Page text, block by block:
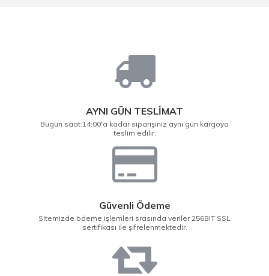
AYNI GÜN TESLİMAT
Bugün saat:14:00'a kadar siparişiniz aynı gün kargoya
teslim edilir.
Güvenli Ödeme
Sitemizde ödeme işlemleri srasında veriler 256BIT SSL
sertifikası ile şifrelenmektedir.